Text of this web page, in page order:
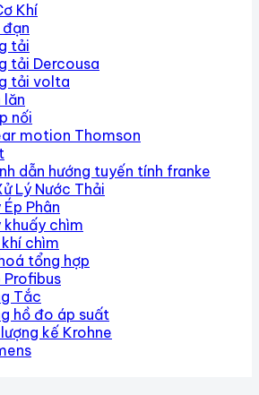
Khí
đạn
tải
tải Dercousa
tải volta
lăn
nối
motion Thomson
dẫn hướng tuyến tính franke
Lý Nước Thải
Ép Phân
khuấy chìm
chìm
tổng hợp
Profibus
Tắc
hồ đo áp suất
kế Krohne